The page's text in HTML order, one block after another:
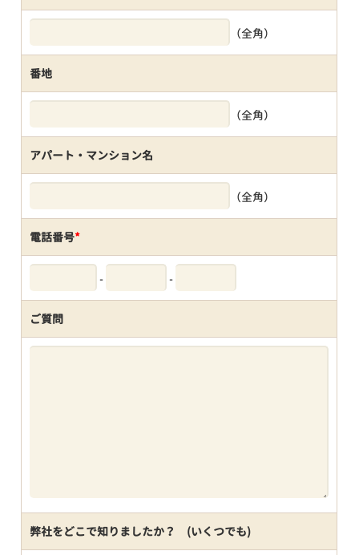
（全角）
番地
（全角）
アパート・マンション名
（全角）
電話番号*
- -
ご質問
弊社をどこで知りましたか？ (いくつでも)